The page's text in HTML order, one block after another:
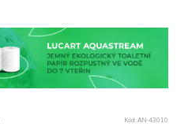
Kód: AN-43010